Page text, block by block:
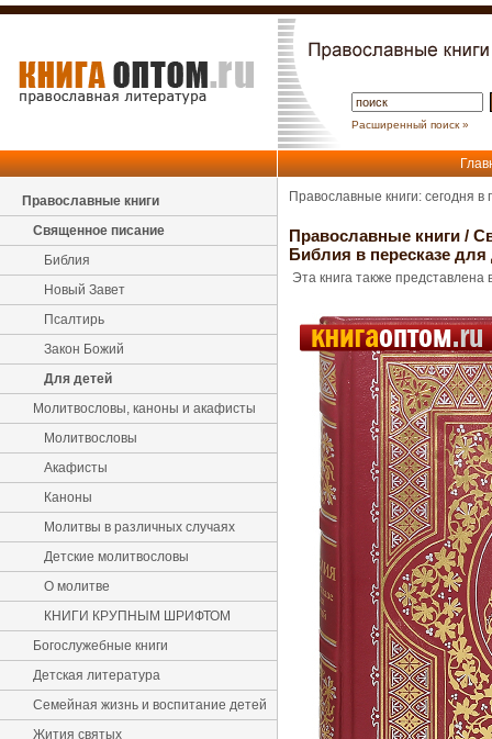
Расширенный поиск »
Православные книги
Священное писание
Библия
Новый Завет
Псалтирь
Закон Божий
Для детей
Молитвословы, каноны и акафисты
Молитвословы
Акафисты
Каноны
Молитвы в различных случаях
Детские молитвословы
О молитве
КНИГИ КРУПНЫМ ШРИФТОМ
Богослужебные книги
Детская литература
Семейная жизнь и воспитание детей
Жития святых
Православные книги: сегодня
Православные книги /
Библия в пересказе
Эта книга также представлена